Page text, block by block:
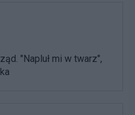
"Napluł mi w twarz",